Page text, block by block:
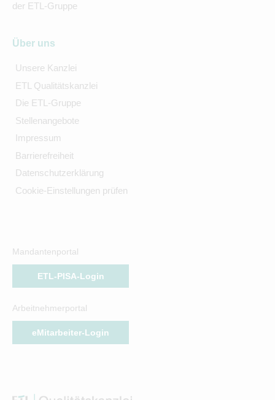
der ETL-Gruppe
Über uns
Unsere Kanzlei
ETL Qualitätskanzlei
Die ETL-Gruppe
Stellenangebote
Impressum
Barrierefreiheit
Datenschutzerklärung
Cookie-Einstellungen prüfen
Mandantenportal
ETL-PISA-Login
Arbeitnehmerportal
eMitarbeiter-Login